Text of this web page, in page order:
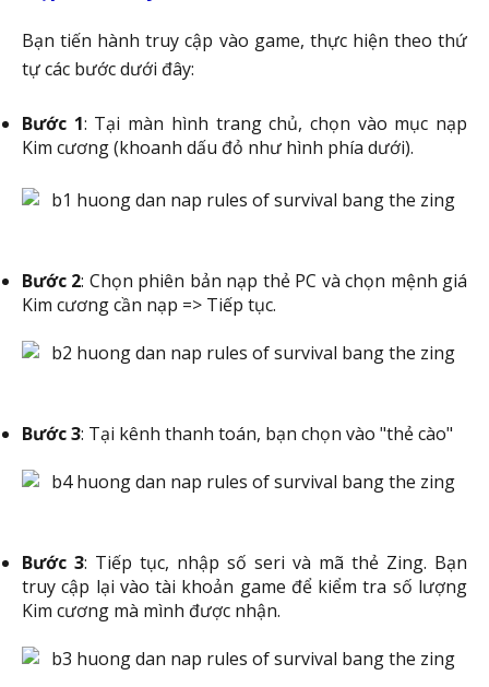
Bạn tiến hành truy cập vào game, thực hiện theo thứ
tự các bước dưới đây:
Bước 1: Tại màn hình trang chủ, chọn vào mục nạp
Kim cương (khoanh dấu đỏ như hình phía dưới).
Bước 2: Chọn phiên bản nạp thẻ PC và chọn mệnh giá
Kim cương cần nạp => Tiếp tục.
Bước 3: Tại kênh thanh toán, bạn chọn vào "thẻ cào"
Bước 3: Tiếp tục, nhập số seri và mã thẻ Zing. Bạn
truy cập lại vào tài khoản game để kiểm tra số lượng
Kim cương mà mình được nhận.